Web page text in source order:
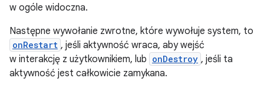
w ogóle widoczna.
Następne wywołanie zwrotne, które wywołuje system, to
onRestart , jeśli aktywność wraca, aby wejść
w interakcję z użytkownikiem, lub onDestroy , jeśli ta
aktywność jest całkowicie zamykana.